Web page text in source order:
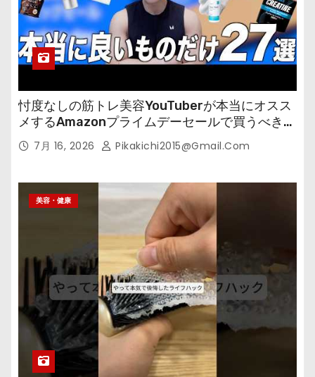
忖度なしの筋トレ美容YouTuberが本当にオスス
メするAmazonプライムデーセールで買うべきも
の 7月 16, 2026 Pikakichi2015@gmail.com
美容・健康